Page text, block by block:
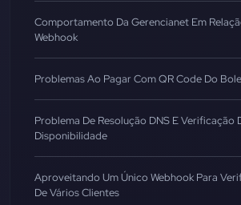
Comportamento Da Gerencianet Em
Webhook
Problemas Ao Pagar Com QR Code Do
Problema De Resolução DNS E Verificação
Disponibilidade
Aproveitando Um Único Webhook Para
De Vários Clientes